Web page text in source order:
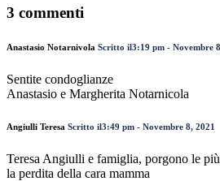
3 commenti
Anastasio Notarnivola Scritto il3:19 pm - Novembre
Sentite condoglianze
Anastasio e Margherita Notarnicola
Angiulli Teresa Scritto il3:49 pm - Novembre 8, 2021
Teresa Angiulli e famiglia, porgono le
la perdita della cara mamma